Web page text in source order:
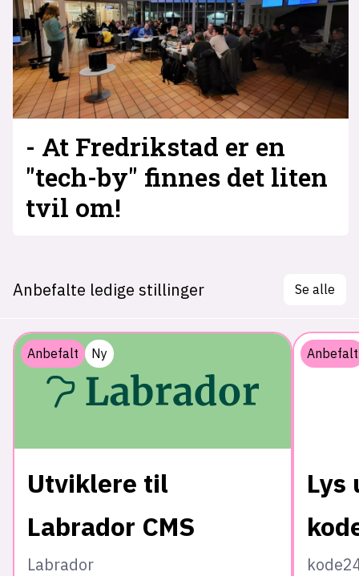
- At Fredrikstad er en
"tech-by" finnes det liten
tvil om!
Anbefalte ledige stillinger Se alle
Anbefalt Ny
Utviklere til
Labrador CMS
Labrador
Anbefalt
Lys